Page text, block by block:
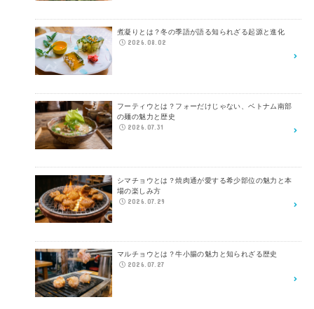
煮凝りとは？冬の季語が語る知られざる起源と進化
2026.08.02
フーティウとは？フォーだけじゃない、ベトナム南部
の麺の魅力と歴史
2026.07.31
シマチョウとは？焼肉通が愛する希少部位の魅力と本
場の楽しみ方
2026.07.29
マルチョウとは？牛小腸の魅力と知られざる歴史
2026.07.27